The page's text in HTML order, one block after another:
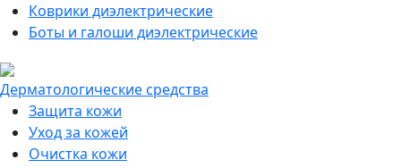
Коврики диэлектрические
Боты и галоши диэлектрические
Дерматологические средства
Защита кожи
Уход за кожей
Очистка кожи